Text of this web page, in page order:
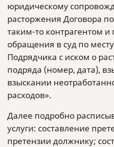
юридическому
расторжения Договора
таким-то контрагентом
обращения в суд по
Подрядчика с иском о
подряда (номер, дата),
взыскании
расходов».
Далее подробно
услуги: составление
претензии должнику;